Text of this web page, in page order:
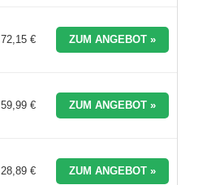
72,15 € ZUM ANGEBOT »
59,99 € ZUM ANGEBOT »
28,89 € ZUM ANGEBOT »